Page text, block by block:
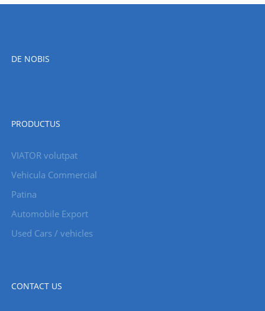
DE NOBIS
PRODUCTUS
VIATOR volutpat
Vehicula Commercial
Patina
Automobile Export
Used Cars / vehicles
CONTACT US